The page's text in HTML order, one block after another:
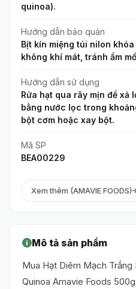
quinoa).
Hướng dẫn bảo quản
Bịt kín miệng túi nilon
không khí mát, tránh ẩm
Hướng dẫn sử dụng
Rửa hạt qua rây mịn để xả
bằng nước lọc trong
bột cơm hoặc xay bột.
Mã SP
BEA00229
Xem thêm (AMAVIE FOODS)
Mô tả sản phẩm
Mua Hạt Diêm Mạch
Quinoa Amavie Foods